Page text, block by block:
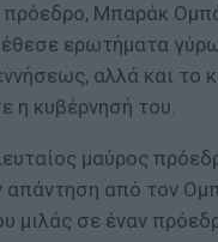
πρόεδρο, Μπαράκ
ερωτήματα
αλλά και το
η κυβέρνησή του.
μαύρος
απάντηση από τον
μιλάς σε έναν